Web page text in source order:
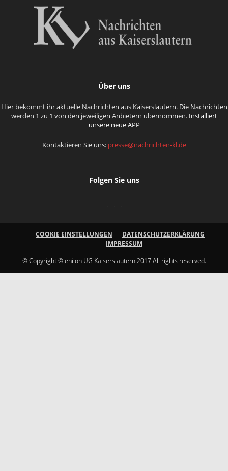
Über uns
Hier bekommt ihr aktuelle Nachrichten aus Kaiserslautern. Die Nachrichten
werden 1 zu 1 von den jeweiligen Anbietern übernommen. Installiert
unsere neue APP
Kontaktieren Sie uns: presse@nachrichten-kl.de
Folgen Sie uns
COOKIE EINSTELLUNGEN
DATENSCHUTZERKLÄRUNG
IMPRESSUM
© Copyright © enilon UG Kaiserslautern 2017 All rights reserved.